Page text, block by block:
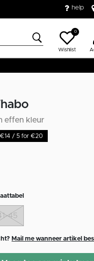
help
0
Wishlist
effen kleur
/ 5 for €20
45
Mail me wanneer artikel